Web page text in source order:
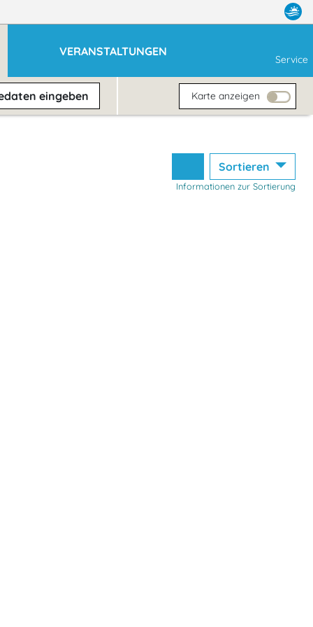
VERANSTALTUNGEN
Service
eingeben Karte anzeigen
Sortieren
Informationen zur Sortierung